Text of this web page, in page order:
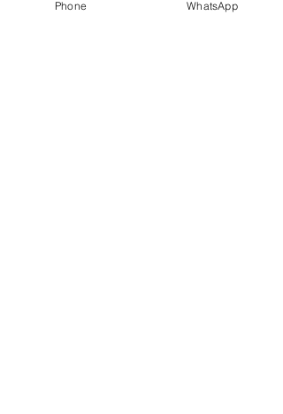
Botercrème bloemen taart 3
Phone WhatsApp